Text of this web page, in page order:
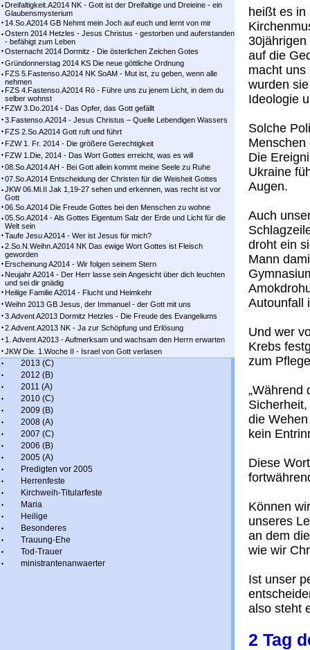
Dreifaltigkeit.A2014 NK - Gott ist der Dreifaltige und Dreieine - ein
Glaubensmysterium
14.So.A2014 GB Nehmt mein Joch auf euch und lernt von mir
Ostern 2014 Hetzles - Jesus Christus - gestorben und auferstanden
- befähigt zum Leben
Osternacht 2014 Dormitz - Die österlichen Zeichen Gotes
Gründonnerstag 2014 KS Die neue göttliche Ordnung
FZS 5.Fastenso.A2014 NK SoAM - Mut ist, zu geben, wenn alle
nehmen
FZS 4.Fastenso.A2014 Rö - Führe uns zu jenem Licht, in dem du
selber wohnst
FZW 3.Do.2014 - Das Opfer, das Gott gefällt
3.Fastenso.A2014 - Jesus Christus – Quelle Lebendigen Wassers
FZS 2.So.A2014 Gott ruft und führt
FZW 1. Fr. 2014 - Die größere Gerechtigkeit
FZW 1.Die, 2014 - Das Wort Gottes erreicht, was es will
08.So.A2014 AH - Bei Gott allein kommt meine Seele zu Ruhe
07.So.A2014 Entscheidung der Christen für die Weisheit Gottes
JKW 06.Mi.II Jak 1,19-27 sehen und erkennen, was recht ist vor
Gott
06.So.A2014 Die Freude Gottes bei den Menschen zu wohne
05.So.A2014 - Als Gottes Eigentum Salz der Erde und Licht für die
Welt sein
Taufe Jesu A2014 - Wer ist Jesus für mich?
2.So.N.Weihn.A2014 NK Das ewige Wort Gottes ist Fleisch
geworden
Erscheinung A2014 - Wir folgen seinem Stern
Neujahr A2014 - Der Herr lasse sein Angesicht über dich leuchten
und sei dir gnädig
Heilige Familie A2014 - Flucht und Heimkehr
Weihn 2013 GB Jesus, der Immanuel - der Gott mit uns
3.Advent A2013 Dormitz Hetzles - Die Freude des Evangeliums
2.Advent.A2013 NK - Ja zur Schöpfung und Erlösung
1. Advent A2013 - Aufmerksam und wachsam den Herrn erwarten
JKW Die. 1.Woche II - Israel von Gott verlasen
2013 (C)
2012 (B)
2011 (A)
2010 (C)
2009 (B)
2008 (A)
2007 (C)
2006 (B)
2005 (A)
Predigten vor 2005
Herrenfeste
Kirchweih-Titularfeste
Maria
Heilige
Besonderes
Trauung-Ehe
Tod-Trauer
ministrantenanwaerter
heißt es in
auf die
macht
wurden
Ideologie
Solche
Menschen
Die
Ukraine
Augen.
Auch
droht ein
Mann
Autounfall
Und wer
Krebs
zum
„Während
die
kein
Diese
Können
unseres
an dem
wie wir
Ist unser
also steht
2 Tag